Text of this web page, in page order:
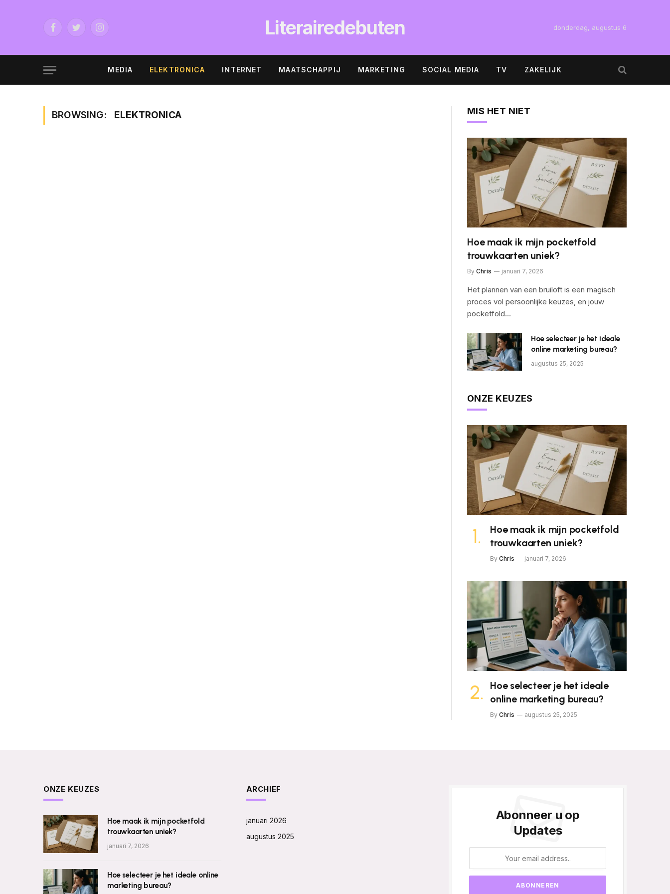
FacebookTwitterInstagram Literairedebuten donderdag, augustus 6
MEDIA ELEKTRONICA INTERNET MAATSCHAPPIJ MARKETING SOCIAL MEDIA TV ZAKELIJK
BROWSING: ELEKTRONICA MIS HET NIET
Hoe maak ik mijn pocketfold
trouwkaarten uniek?
By Chris januari 7, 2026
Het plannen van een bruiloft is een magisch
proces vol persoonlijke keuzes, en jouw
pocketfold…
Hoe selecteer je het ideale
online marketing bureau?
augustus 25, 2025
ONZE KEUZES
Hoe maak ik mijn pocketfold
trouwkaarten uniek?
By Chris januari 7, 2026
Hoe selecteer je het ideale
online marketing bureau?
By Chris augustus 25, 2025
ONZE KEUZES
Hoe maak ik mijn pocketfold
trouwkaarten uniek?
januari 7, 2026
Hoe selecteer je het ideale online
marketing bureau?
ARCHIEF
januari 2026
augustus 2025
Abonneer u op
Updates